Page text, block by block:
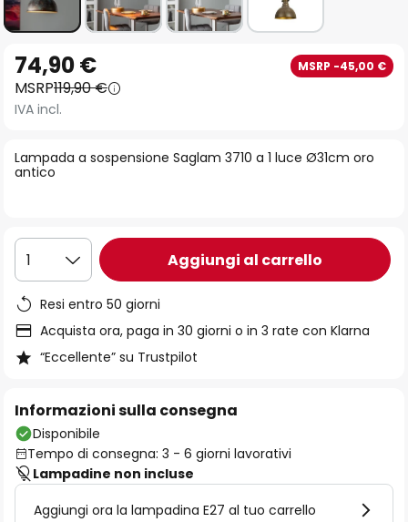
all'inizio
della
galleria
immagini
Lampada a sospensione Saglam 3710 a 1 luce Ø31cm oro
antico
74,90 € MSRP -45,00 €
MSRP119,90 €
IVA incl.
1 Aggiungi al carrello
Resi entro 50 giorni
Acquista ora, paga in 30 giorni o in 3 rate con Klarna
“Eccellente” su Trustpilot
Informazioni sulla consegna
Disponibile
Tempo di consegna: 3 - 6 giorni lavorativi
Lampadine non incluse
Aggiungi ora la lampadina E27 al tuo carrello